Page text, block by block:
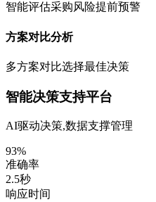
智能评估采购风险提前预警
方案对比分析
多方案对比选择最佳决策
智能决策支持平台
AI驱动决策,数据支撑管理
93%
准确率
2.5秒
响应时间